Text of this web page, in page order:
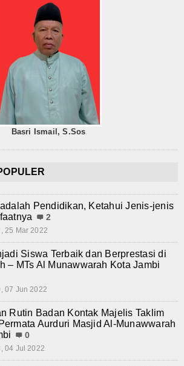
Basri Ismail, S.Sos
Pendidikan, Ketahui Jenis-jenis
2
25 Mar 2022
Siswa Terbaik dan Berprestasi di
– MTs Al Munawwarah Kota Jambi
07 Jun 2022
Rutin Badan Kontak Majelis Taklim
Aurduri Masjid Al-Munawwarah
0
04 Jul 2022